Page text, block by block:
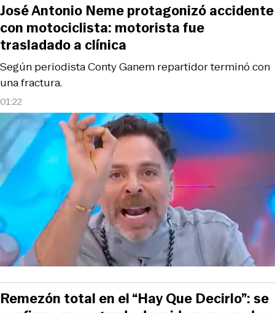
01:22
Según periodista Conty Ganem repartidor terminó con
una fractura.
José Antonio Neme protagonizó accidente
con motociclista: motorista fue
trasladado a clínica
Remezón total en el “Hay Que Decirlo”: se